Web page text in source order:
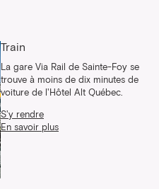
Train
La gare Via Rail de Sainte-Foy se
trouve à moins de dix minutes de
voiture de l'Hôtel Alt Québec.
S'y rendre
En savoir plus